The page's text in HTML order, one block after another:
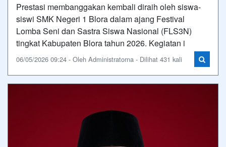
Prestasi membanggakan kembali diraih oleh siswa-
siswi SMK Negeri 1 Blora dalam ajang Festival
Lomba Seni dan Sastra Siswa Nasional (FLS3N)
tingkat Kabupaten Blora tahun 2026. Kegiatan i
06/05/2026 09:24 - Oleh Administratorna - Dilihat 431 kali